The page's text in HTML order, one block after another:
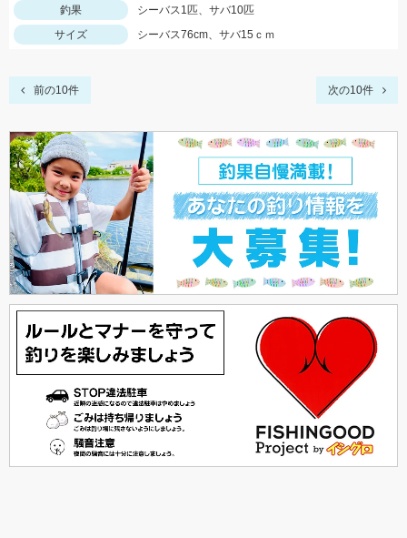
釣果
シーバス1匹、サバ10匹
サイズ
シーバス76cm、サバ15ｃｍ
前の10件 次の10件